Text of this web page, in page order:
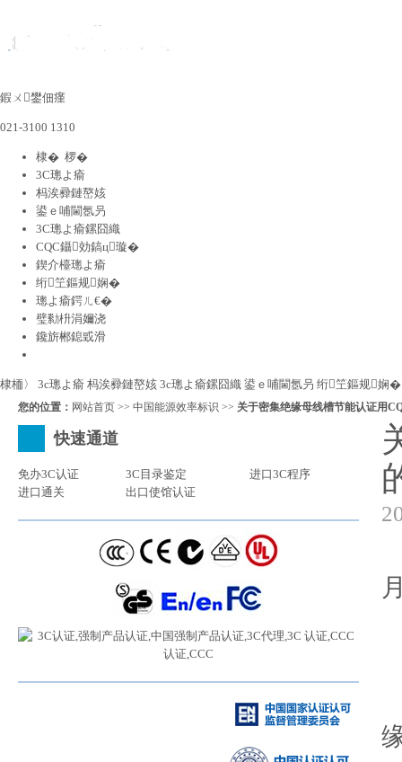
鍜ㄨ鐢佃瘽
021-3100 1310
棣� 椤�
3C璁よ瘉
杩涘彛鏈嶅姟
鍙ｅ哺閫氬叧
3C璁よ瘉鏍囧織
CQC鑷効鎬ц璇�
鍥介檯璁よ瘉
绗笁鏂规娴�
璁よ瘉鍔ㄦ€�
璧勬枡涓嬭浇
鑱旂郴鎴戜滑
棣栭〉 3c璁よ瘉 杩涘彛鏈嶅姟 3c璁よ瘉鏍囧織 鍙ｅ哺閫氬叧 绗笁鏂规娴�
您的位置： 网站首页 >> 中国能源效率标识 >> 关于密集绝缘母线槽节能认证用
快速通道
免办3C认证 3C目录鉴定
进口3C程序
进口通关
出口使馆认证